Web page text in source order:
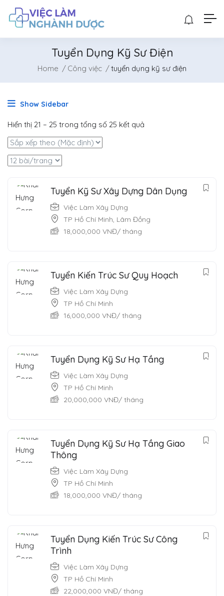
Tuyển Dụng Kỹ Sư Điện
Home Công việc tuyển dụng kỹ sư điện
Show Sidebar
Hiển thị 21 – 25 trong tổng số 25 kết quả
Tuyển Kỹ Sư Xây Dựng Dân Dụng
Việc Làm Xây Dựng
TP Hồ Chí Minh, Lâm Đồng
18,000,000 VNĐ/ tháng
Tuyển Kiến Trúc Sư Quy Hoạch
Việc Làm Xây Dựng
TP Hồ Chí Minh
16,000,000 VNĐ/ tháng
Tuyển Dụng Kỹ Sư Hạ Tầng
Việc Làm Xây Dựng
TP Hồ Chí Minh
20,000,000 VNĐ/ tháng
Tuyển Dụng Kỹ Sư Hạ Tầng Giao
Thông
Việc Làm Xây Dựng
TP Hồ Chí Minh
18,000,000 VNĐ/ tháng
Tuyển Dụng Kiến Trúc Sư Công
Trình
Việc Làm Xây Dựng
TP Hồ Chí Minh
22,000,000 VNĐ/ tháng